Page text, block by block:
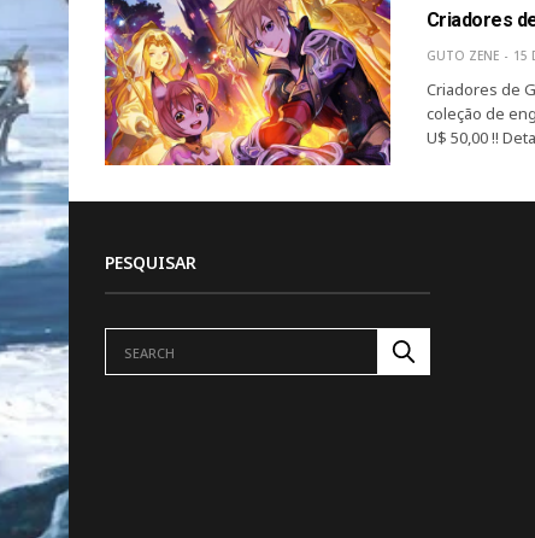
Criadores
GUTO ZENE 15
Criadores de
coleção de
U$ 50,00 !!
PESQUISAR